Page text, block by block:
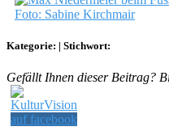
Kategorie: | Stichwort:
Gefällt Ihnen dieser Beitrag?